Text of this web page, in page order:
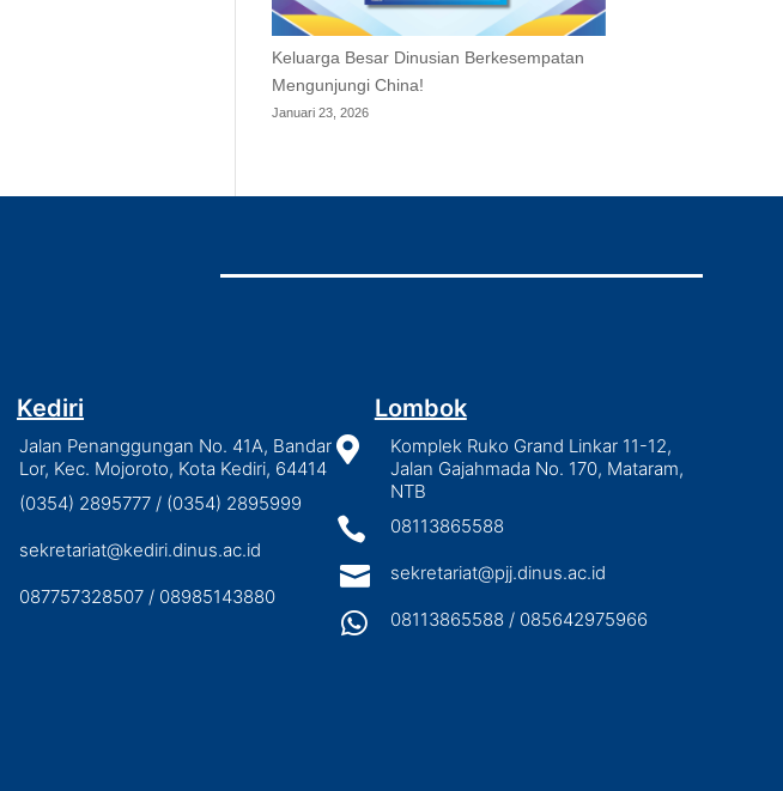
Keluarga Besar Dinusian Berkesempatan
Mengunjungi China!
Januari 23, 2026
Kediri
Jalan Penanggungan No. 41A, Bandar
Lor, Kec. Mojoroto, Kota Kediri, 64414
(0354) 2895777 / (0354) 2895999
sekretariat@kediri.dinus.ac.id
087757328507 / 08985143880
Lombok

Komplek Ruko Grand Linkar 11-12,
Jalan Gajahmada No. 170, Mataram,
NTB
 08113865588
 sekretariat@pjj.dinus.ac.id
 08113865588 / 085642975966